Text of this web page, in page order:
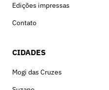
Edições impressas
Contato
CIDADES
Mogi das Cruzes